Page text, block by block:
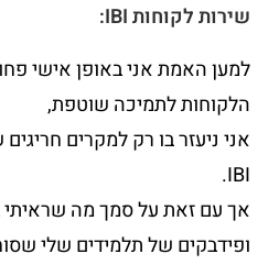
שירות לקוחות IBI:
למען האמת אני באופן אישי
הלקוחות לתמיכה שוטפת,
אני ניעזר בו רק למקרים
IBI.
אך עם זאת על סמך מה
ופידבקים של תלמידים שלי